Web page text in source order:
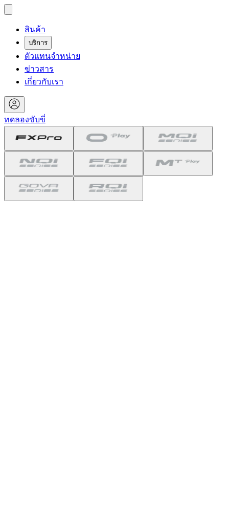
สินค้า
บริการ
ตัวแทนจำหน่าย
ข่าวสาร
เกี่ยวกับเรา
ทดลองขับขี่